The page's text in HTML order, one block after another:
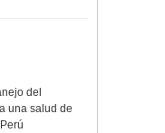
del
una salud de